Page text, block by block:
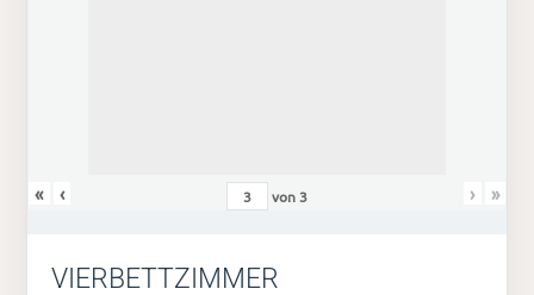
« ‹ von3 › »
VIERBETTZIMMER